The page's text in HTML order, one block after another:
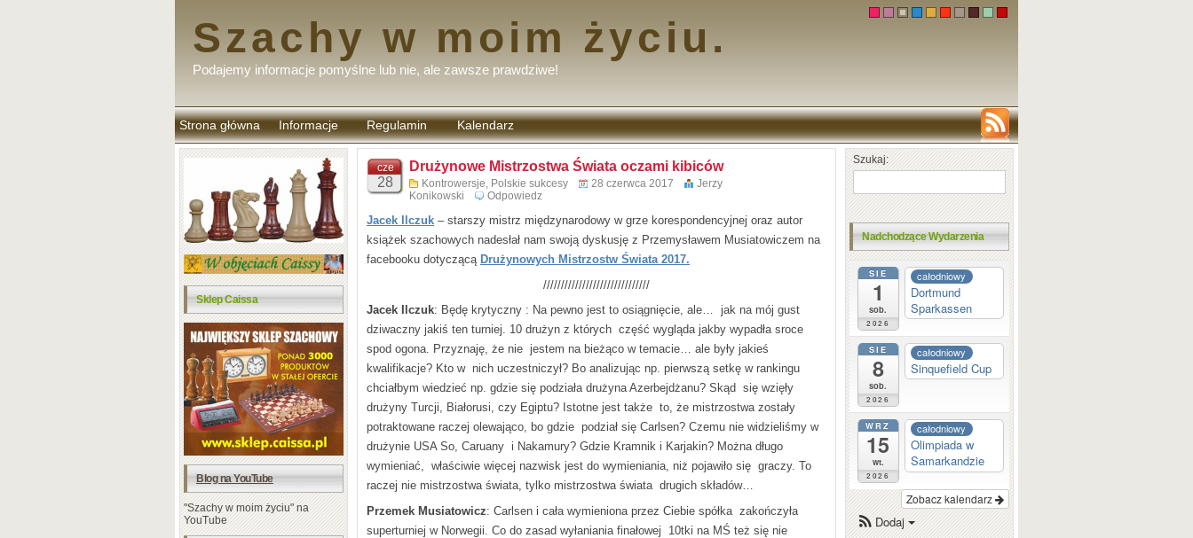
Szachy w moim życiu.
Podajemy informacje pomyślne lub nie, ale zawsze prawdziwe!
Strona główna Informacje Regulamin
komentarzy
Kalendarz
Sklep Caissa
Blog na YouTube
"Szachy w moim życiu" na
YouTube
cze
28
Drużynowe Mistrzostwa Świata oczami kibiców
Kontrowersje, Polskie sukcesy 28 czerwca 2017
Jerzy
Konikowski
Odpowiedz
Jacek Ilczuk – starszy mistrz międzynarodowy w grze korespondencyjnej oraz autor
książek szachowych nadesłał nam swoją dyskusję z Przemysławem Musiatowiczem na
facebooku dotyczącą Drużynowych Mistrzostw Świata 2017.
//////////////////////////////
Jacek Ilczuk: Będę krytyczny : Na pewno jest to osiągnięcie, ale… jak na mój gust
dziwaczny jakiś ten turniej. 10 drużyn z których część wygląda jakby wypadła sroce
spod ogona. Przyznaję, że nie jestem na bieżąco w temacie… ale były jakieś
kwalifikacje? Kto w nich uczestniczył? Bo analizując np. pierwszą setkę w rankingu
chciałbym wiedzieć np. gdzie się podziała drużyna Azerbejdżanu? Skąd się wzięły
drużyny Turcji, Białorusi, czy Egiptu? Istotne jest także to, że mistrzostwa zostały
potraktowane raczej olewająco, bo gdzie podział się Carlsen? Czemu nie widzieliśmy w
drużynie USA So, Caruany i Nakamury? Gdzie Kramnik i Karjakin? Można długo
wymieniać, właściwie więcej nazwisk jest do wymieniania, niż pojawiło się graczy. To
raczej nie mistrzostwa świata, tylko mistrzostwa świata drugich składów…
Przemek Musiatowicz: Carlsen i cała wymieniona przez Ciebie spółka zakończyła
superturniej w Norwegii. Co do zasad wyłaniania finałowej 10tki na MŚ też się nie
Szukaj:
Nadchodzące Wydarzenia
SIE
1
sob.
2026
całodniowy
Dortmund
Sparkassen
SIE
8
sob.
2026
całodniowy
Sinquefield Cup
WRZ
15
wt.
2026
całodniowy
Olimpiada w
Samarkandzie
Zobacz kalendarz
Dodaj